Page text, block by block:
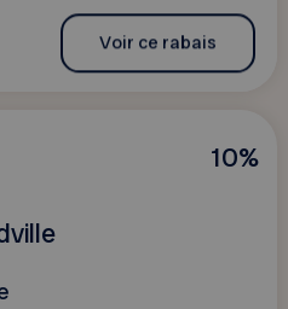
Voir ce rabais
10%